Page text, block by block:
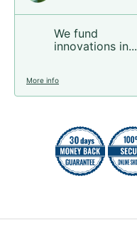
We fund
innovations in...
More info